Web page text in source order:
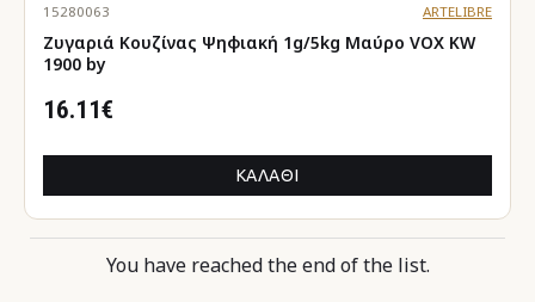
15280063 ARTELIBRE
Ζυγαριά Κουζίνας Ψηφιακή 1g/5kg Μαύρο VOX KW
1900 by
16.11€
ΚΑΛΆΘΙ
You have reached the end of the list.